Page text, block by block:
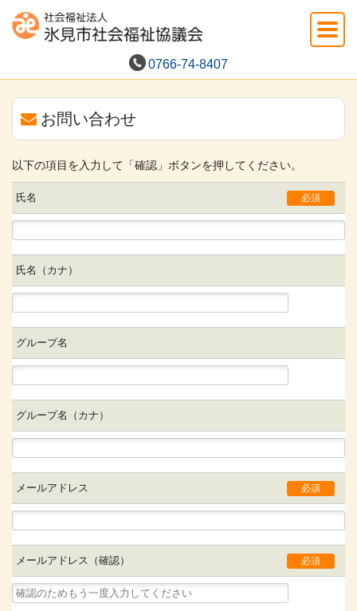
0766-74-8407
お問い合わせ
以下の項目を入力して「確認」ボタンを押してください。
必須
氏名
氏名（カナ）
グループ名
グループ名（カナ）
必須
メールアドレス
必須
メールアドレス（確認）